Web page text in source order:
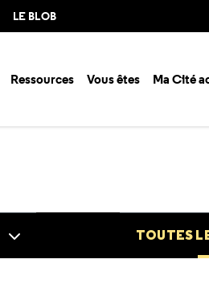
LE BLOB
Ressources Vous êtes Ma Cité
TOUTES